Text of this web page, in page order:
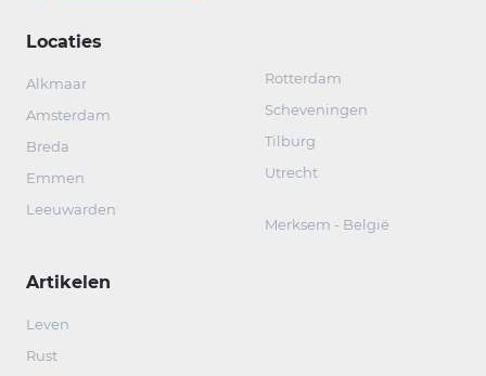
Locaties
Alkmaar
Amsterdam
Breda
Emmen
Leeuwarden
Rotterdam
Scheveningen
Tilburg
Utrecht
Merksem - België
Artikelen
Leven
Rust